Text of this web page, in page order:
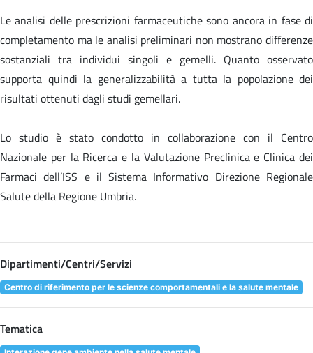
Le analisi delle prescrizioni farmaceutiche sono ancora in fase di
completamento ma le analisi preliminari non mostrano differenze
sostanziali tra individui singoli e gemelli. Quanto osservato
supporta quindi la generalizzabilità a tutta la popolazione dei
risultati ottenuti dagli studi gemellari.
Lo studio è stato condotto in collaborazione con il Centro
Nazionale per la Ricerca e la Valutazione Preclinica e Clinica dei
Farmaci dell’ISS e il Sistema Informativo Direzione Regionale
Salute della Regione Umbria.
Dipartimenti/Centri/Servizi
Centro di riferimento per le scienze comportamentali e la salute mentale
Tematica